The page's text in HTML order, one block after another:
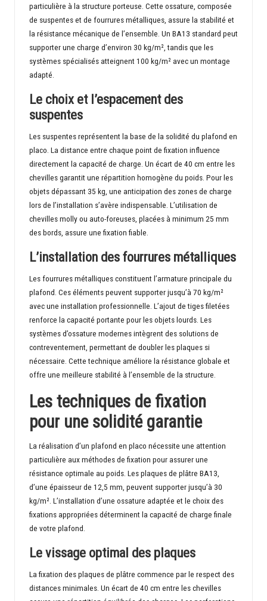
particulière à la structure porteuse. Cette ossature, composée
de suspentes et de fourrures métalliques, assure la stabilité et
la résistance mécanique de l’ensemble. Un BA13 standard peut
supporter une charge d’environ 30 kg/m², tandis que les
systèmes spécialisés atteignent 100 kg/m² avec un montage
adapté.
Le choix et l’espacement des
suspentes
Les suspentes représentent la base de la solidité du plafond en
placo. La distance entre chaque point de fixation influence
directement la capacité de charge. Un écart de 40 cm entre les
chevilles garantit une répartition homogène du poids. Pour les
objets dépassant 35 kg, une anticipation des zones de charge
lors de l’installation s’avère indispensable. L’utilisation de
chevilles molly ou auto-foreuses, placées à minimum 25 mm
des bords, assure une fixation fiable.
L’installation des fourrures métalliques
Les fourrures métalliques constituent l’armature principale du
plafond. Ces éléments peuvent supporter jusqu’à 70 kg/m²
avec une installation professionnelle. L’ajout de tiges filetées
renforce la capacité portante pour les objets lourds. Les
systèmes d’ossature modernes intègrent des solutions de
contreventement, permettant de doubler les plaques si
nécessaire. Cette technique améliore la résistance globale et
offre une meilleure stabilité à l’ensemble de la structure.
Les techniques de fixation
pour une solidité garantie
La réalisation d’un plafond en placo nécessite une attention
particulière aux méthodes de fixation pour assurer une
résistance optimale au poids. Lesplaques de plâtre BA13
d’une épaisseur de 12,5 mm, peuvent supporter jusqu’à 30
kg/m². L’installation d’une ossature adaptée et le choix des
fixations appropriées déterminent la capacité de charge finale
de votre plafond.
Le vissage optimal des plaques
La fixation des plaques de plâtre commence par le respect des
distances minimales. Un écart de 40 cm entre les chevilles